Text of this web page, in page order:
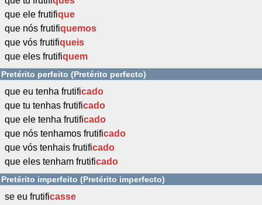
que ele frutifique
que nós frutifiquemos
que vós frutifiqueis
que eles frutifiquem
Pretérito perfeito (Pretérito perfecto)
que eu tenha frutificado
que tu tenhas frutificado
que ele tenha frutificado
que nós tenhamos frutificado
que vós tenhais frutificado
que eles tenham frutificado
Pretérito imperfeito (Pretérito imperfecto)
se eu frutificasse